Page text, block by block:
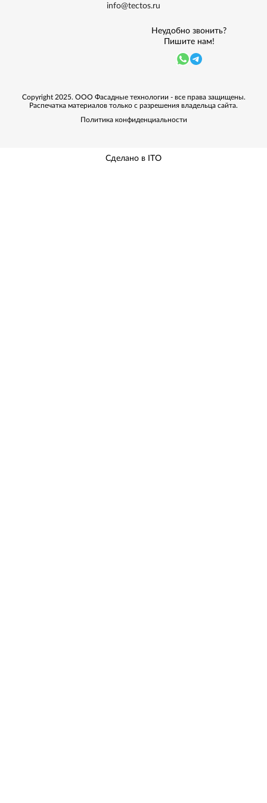
Copyright 2025. ООО Фасадные технологии - все права защищены.
Распечатка материалов только с разрешения владельца сайта.
Политика конфиденциальности
Неудобно звонить?
Пишите нам!
info@tectos.ru
Сделано в ITO